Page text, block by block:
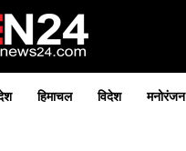
हिमाचल विदेश मनोरंजन